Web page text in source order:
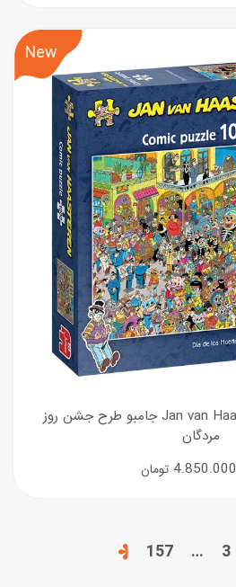
New
پازل 1000 تکه Jan van Haasteren جامبو طرح جشن روز
مردگان
4.850.000 تومان
3
…
157